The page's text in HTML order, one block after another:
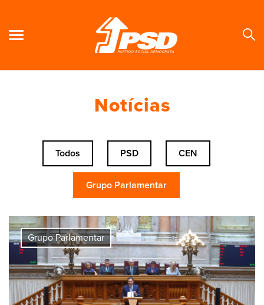
Notícias
Todos PSD CEN
Grupo Parlamentar
Grupo Parlamentar